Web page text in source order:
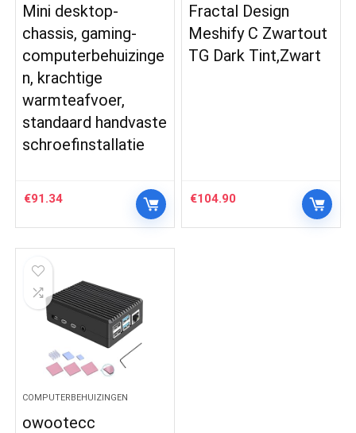
Mini desktop-
chassis, gaming-
computerbehuizinge
n, krachtige
warmteafvoer,
standaard handvaste
schroefinstallatie
€91.34
Fractal Design
Meshify C Zwartout
TG Dark Tint,Zwart
€104.90
COMPUTERBEHUIZINGEN
owootecc